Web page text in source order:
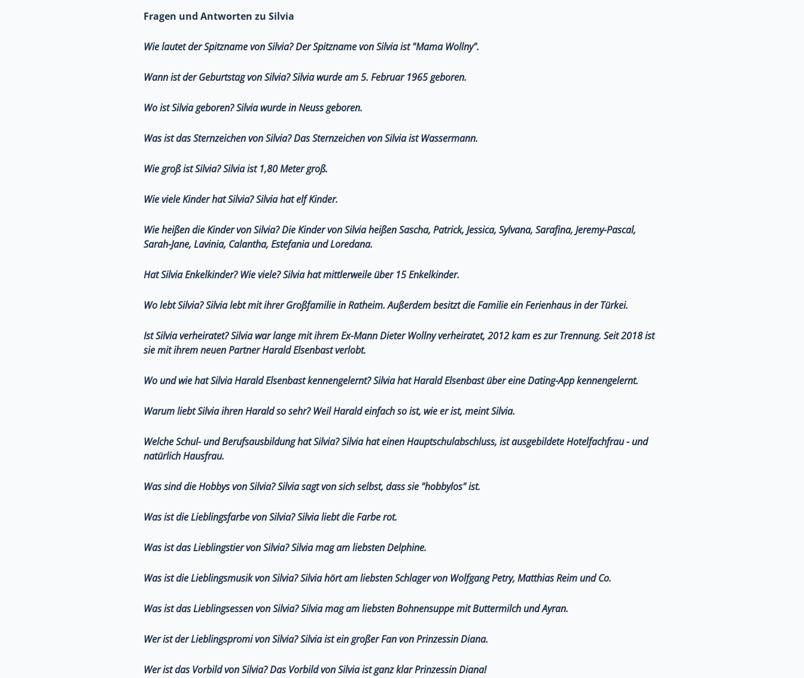
Fragen und Antworten zu Silvia
Wie lautet der Spitzname von Silvia?Der Spitzname von Silvia ist "Mama Wollny".
Wann ist der Geburtstag von Silvia?Silvia wurde am 5. Februar 1965 geboren.
Wo ist Silvia geboren?Silvia wurde in Neuss geboren.
Was ist das Sternzeichen von Silvia?Das Sternzeichen von Silvia ist Wassermann.
Wie groß ist Silvia?Silvia ist 1,80 Meter groß.
Wie viele Kinder hat Silvia?Silvia hat elf Kinder.
Wie heißen die Kinder von Silvia?Die Kinder von Silvia heißen Sascha, Patrick, Jessica, Sylvana, Sarafina, Jeremy-Pascal,
Sarah-Jane, Lavinia, Calantha, Estefania und Loredana.
Hat Silvia Enkelkinder? Wie viele?Silvia hat mittlerweile über 15 Enkelkinder.
Wo lebt Silvia?Silvia lebt mit ihrer Großfamilie in Ratheim. Außerdem besitzt die Familie ein Ferienhaus in der Türkei.
Ist Silvia verheiratet?Silvia war lange mit ihrem Ex-Mann Dieter Wollny verheiratet, 2012 kam es zur Trennung. Seit 2018 ist
sie mit ihrem neuen Partner Harald Elsenbast verlobt.
Wo und wie hat Silvia Harald Elsenbast kennengelernt?Silvia hat Harald Elsenbast über eine Dating-App kennengelernt.
Warum liebt Silvia ihren Harald so sehr?Weil Harald einfach so ist, wie er ist, meint Silvia.
Welche Schul- und Berufsausbildung hat Silvia?Silvia hat einen Hauptschulabschluss, ist ausgebildete Hotelfachfrau - und
natürlich Hausfrau.
Was sind die Hobbys von Silvia?Silvia sagt von sich selbst, dass sie "hobbylos" ist.
Was ist die Lieblingsfarbe von Silvia?Silvia liebt die Farbe rot.
Was ist das Lieblingstier von Silvia?Silvia mag am liebsten Delphine.
Was ist die Lieblingsmusik von Silvia?Silvia hört am liebsten Schlager von Wolfgang Petry, Matthias Reim und Co.
Was ist das Lieblingsessen von Silvia?Silvia mag am liebsten Bohnensuppe mit Buttermilch und Ayran.
Wer ist der Lieblingspromi von Silvia?Silvia ist ein großer Fan von Prinzessin Diana.
Wer ist das Vorbild von Silvia?Das Vorbild von Silvia ist ganz klar Prinzessin Diana!